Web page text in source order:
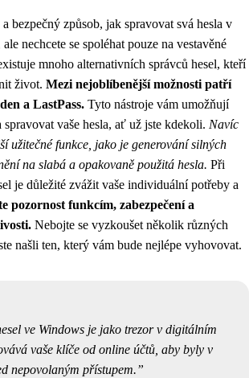
bezpečný způsob, jak spravovat svá hesla v
nechcete se spoléhat pouze na vestavěné
mnoho alternativních správců hesel, kteří
život. Mezi nejoblíbenější možnosti patří
a LastPass. Tyto nástroje vám umožňují
spravovat vaše hesla, ať už jste kdekoli. Navíc
užitečné funkce, jako je generování silných
na slabá a opakovaně použitá hesla. Při
je důležité zvážit vaše individuální potřeby a
pozornost funkcím, zabezpečení a
Nebojte se vyzkoušet několik různých
našli ten, který vám bude nejlépe vyhovovat.
ve Windows je jako trezor v digitálním
vaše klíče od online účtů, aby byly v
nepovolaným přístupem.